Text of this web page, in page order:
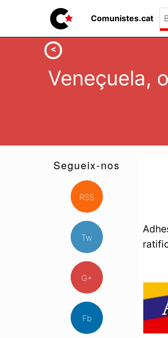
Comunistes.cat
Veneçuela,
Segueix-nos
RSS
Tw
G+
Fb